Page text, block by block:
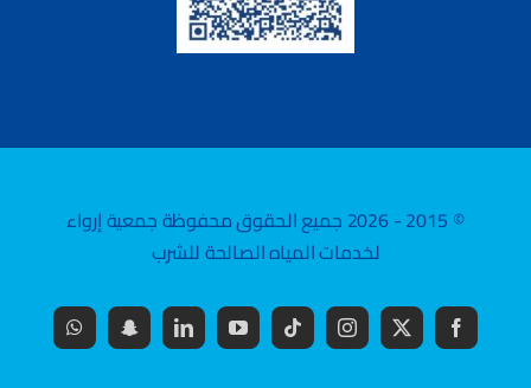
© 2015 - 2026 جميع الحقوق محفوظة جمعية إرواء
لخدمات المياه الصالحة للشرب